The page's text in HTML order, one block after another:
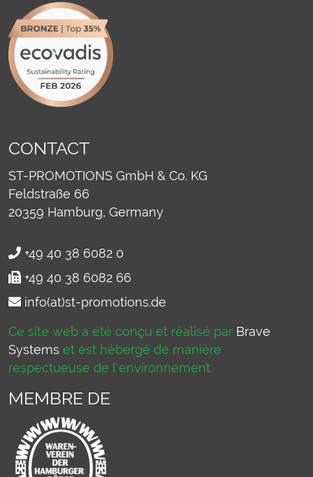
CONTACT
ST-PROMOTIONS GmbH & Co. KG
Feldstraße 66
20359 Hamburg, Germany
+49 40 38 6082 0
+49 40 38 6082 66
info(at)st-promotions.de
Ce site web a été conçu et réalisé par Brave
Systems et est hébergé de manière
respectueuse de l'environnement.
MEMBRE DE